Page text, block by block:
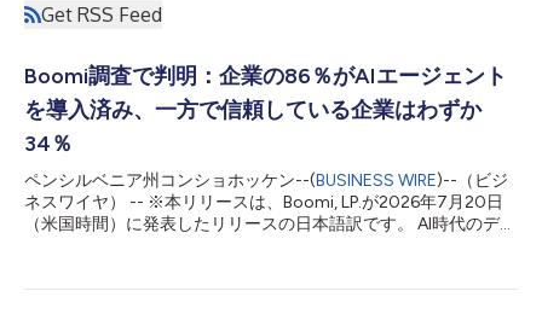
Get RSS Feed
Boomi調査で判明：企業の86％がAIエージェント
を導入済み、一方で信頼している企業はわずか
34％
ペンシルベニア州コンショホッケン--(BUSINESS WIRE)--（ビジ
ネスワイヤ） -- ※本リリースは、Boomi, LP.が2026年7月20日
（米国時間）に発表したリリースの日本語訳です。 AI時代のデー
Lucas、以下、Boomi）およびBoomi株式会社（所在地：東京都